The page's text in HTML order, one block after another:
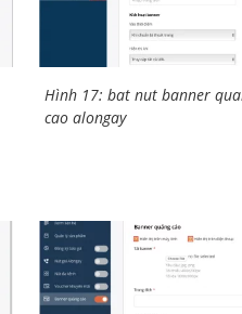
Hình 17: bat nut banner
cao alongay